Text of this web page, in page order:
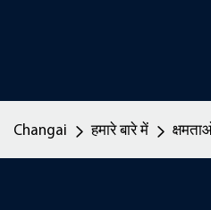
Changai हमारे बारे में